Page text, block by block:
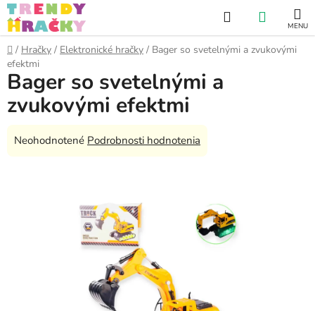
Prejsť
na
obsah
Hľadať
KOŠÍK
Domov
/ Hračky / Elektronické hračky / Bager so svetelnými a zvukovými
efektmi
Bager so svetelnými a
zvukovými efektmi
Priemerné
Neohodnotené Podrobnosti hodnotenia